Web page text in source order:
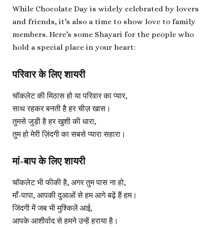
While Chocolate Day is widely celebrated by lovers
and friends, it’s also a time to show love to family
members. Here’s some Shayari for the people who
hold a special place in your heart:
परिवार के लिए शायरी
चॉकलेट की मिठास हो या परिवार का प्यार,
साथ रहकर बनती है हर चीज़ खास।
तुमसे जुड़ी है हर खुशी की धारा,
तुम हो मेरी ज़िंदगी का सबसे प्यारा सहारा।
मां-बाप के लिए शायरी
चॉकलेट भी फीकी है, अगर तुम पास ना हो,
माँ-पापा, आपकी दुआओं से हम आगे बढ़ें हैं हम।
जिंदगी में जब भी मुश्किलें आई,
आपके आशीर्वाद से हमने उन्हें हराया है।